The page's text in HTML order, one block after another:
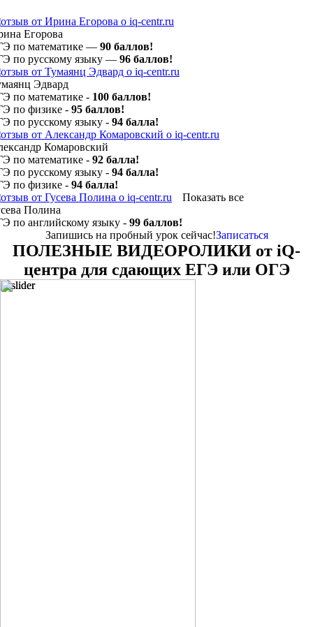
Егорова
по математике — 90 баллов!
по русскому языку — 96 баллов!
Эдвард
по математике - 100 баллов!
по физике - 95 баллов!
по русскому языку - 94 балла!
Комаровский
по математике - 92 балла!
по русскому языку - 94 балла!
по физике - 94 балла!
Полина
по английскому языку - 99 баллов!
Показать все
Запишись на пробный урок сейчас!Записаться
ПОЛЕЗНЫЕ ВИДЕОРОЛИКИ от iQ-
центра для сдающих ЕГЭ или ОГЭ